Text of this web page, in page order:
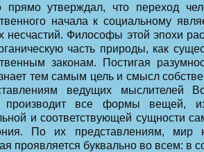
прямо утверждал, что переход
начала к социальному
несчастий. Философы этой эпохи
часть природы, как
законам. Постигая
тем самым цель и смысл
ведущих мыслителей
производит все формы вещей,
и соответствующей сущности
По их представлениям, мир
проявляется буквально во всем: в